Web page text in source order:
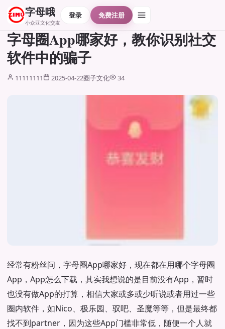
字母哦
小众亚文化交友
登录 免费注册
字母圈App哪家好，教你识别社交
软件中的骗子
11111111 2025-04-22圈子文化 34
经常有粉丝问，字母圈App哪家好，现在都在用哪个字母圈
App，App怎么下载，其实我想说的是目前没有App，暂时
也没有做App的打算，相信大家或多或少听说或者用过一些
圈内软件，如Nico、极乐园、驭吧、圣魔等等，但是最终都
找不到partner，因为这些App门槛非常低，随便一个人就